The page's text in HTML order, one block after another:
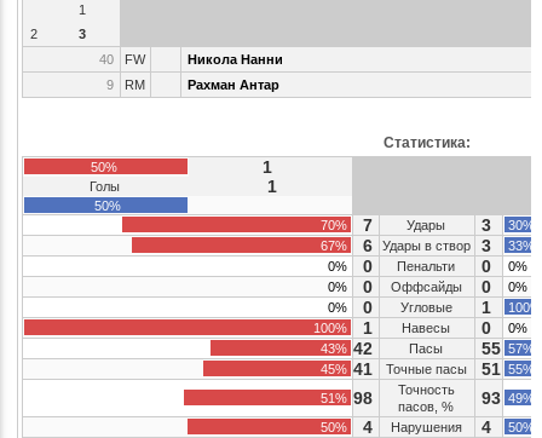
1
2
3
40
FW
Никола Нанни
9
RM Рахман Антар
Статистика:
50% 1
Голы 1
50%
70%
7 Удары 3
30%
67%
6 Удары в створ 3
33%
0%
0 Пенальти 0
0%
0%
0 Оффсайды 0
0%
0%
0 Угловые 1
100%
100%
1 Навесы 0
0%
43% 42 Пасы 55 57%
45% 41 Точные пасы 51 55%
51% 98
Точность
пасов, %
93 49%
50%
4 Нарушения 4
50%